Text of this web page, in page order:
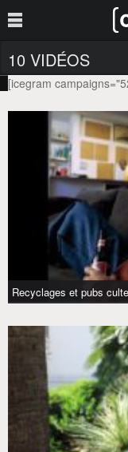
10 VIDÉOS
Tag :BUDWEISER
[icegram
Recyclages et pubs